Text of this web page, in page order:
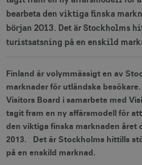
bearbeta den viktiga finska
början 2013. Det är Stockholms
turistsatsning på en enskild
Finland är volymmässigt en av
marknader för utländska
Visitors Board i samarbete med
tagit fram en ny affärsmodell för
den viktiga finska marknaden året
2013. Det är Stockholms hittills
på en enskild marknad.